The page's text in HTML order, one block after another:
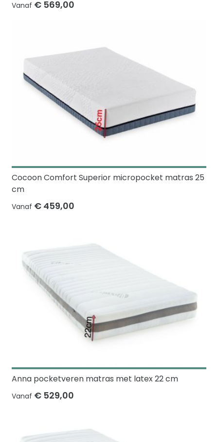
Vanaf € 569,00
Cocoon Comfort Superior micropocket matras 25
cm
Vanaf € 459,00
Anna pocketveren matras met latex 22 cm
Vanaf € 529,00